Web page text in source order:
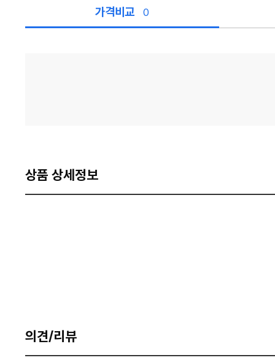
가격비교 0
상품 상세정보
의견/리뷰